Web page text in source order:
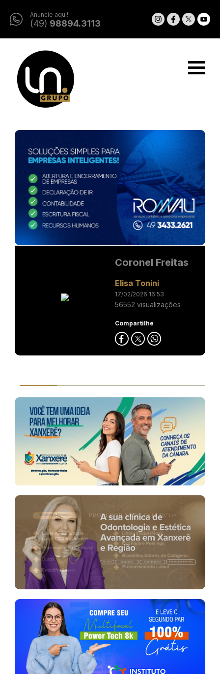
Anuncie aqui!
(49) 98894.3113
Coronel Freitas
Elisa Tonini
17/02/2026 16:53
56552 visualizações
Compartilhe